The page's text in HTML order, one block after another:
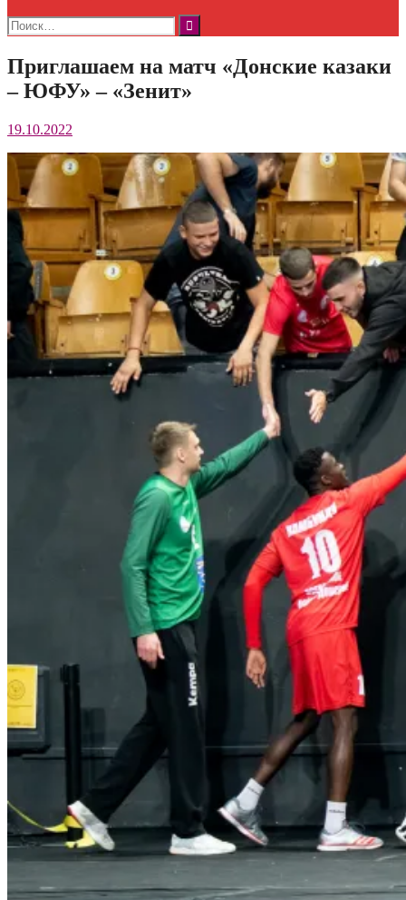
Найти:
Приглашаем на матч «Донские казаки
– ЮФУ» – «Зенит»
19.10.2022